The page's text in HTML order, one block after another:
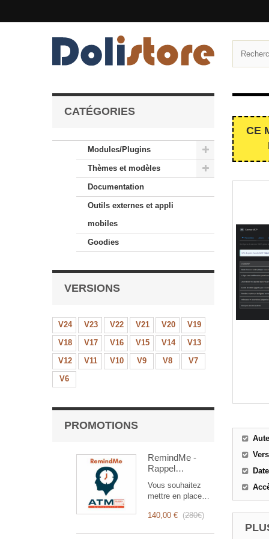
CATÉGORIES
Modules/Plugins
Thèmes et modèles
Documentation
Outils externes et appli
mobiles
Goodies
VERSIONS
V24 V23 V22 V21 V20
V19
V18
V17 V16 V15 V14
V13
V12
V11 V10 V9 V8
V7
V6
PROMOTIONS
RemindMe -
Rappel
(mail,
événement,
notification)
Vous souhaitez
mettre en place
automatiques ?
140,00 € (280€)
CE